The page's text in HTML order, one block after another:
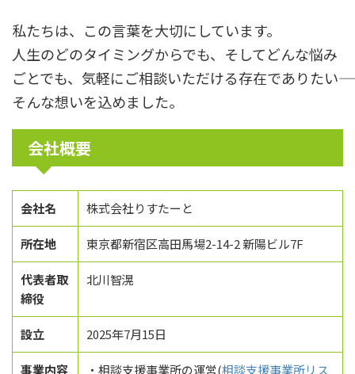
私たちは、この言葉を大切にしています。
人生のどのタイミングからでも、そしてどんな悩み
ごとでも、気軽にご相談いただける存在でありたい――
そんな想いを込めました。
会社概要
会社名 株式会社りすたーと
所在地 東京都新宿区高田馬場2-14-2 新陽ビル7F
代表者取
締役
北川智滉
設立 2025年7月15日
事業内容 ・相談支援事業所の運営(相談支援事業所リス